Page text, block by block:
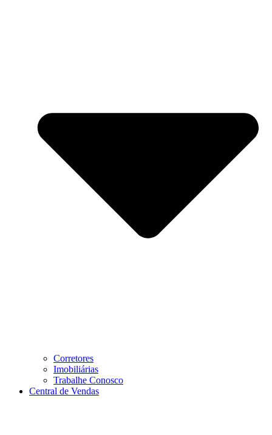
Corretores
Imobiliárias
Trabalhe Conosco
Central de Vendas